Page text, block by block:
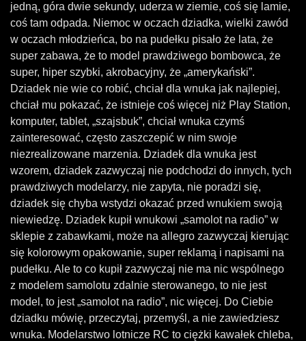
jedną, góra dwie sekundy, uderza w ziemie, coś się lamie,
coś tam odpada. Niemoc w oczach dziadka, wielki zawód
w oczach młodzieńca, bo na pudełku pisało że lata, że
super zabawa, że to model prawdziwego bombowca, że
super, hiper szybki, akrobacyjny, że „amerykański”.
Dziadek nie wie co robić, chciał dla wnuka jak najlepiej,
chciał mu pokazać, że istnieje coś więcej niż Play Station,
komputer, tablet, „szajsbuk”, chciał wnuka czymś
zainteresować, często zaszczepić w nim swoje
niezrealizowane marzenia. Dziadek dla wnuka jest
wzorem, dziadek zazwyczaj nie podchodzi do innych, tych
prawdziwych modelarzy, nie zapyta, nie poradzi się,
dziadek się chyba wstydzi okazać przed wnukiem swoją
niewiedzę. Dziadek kupił wnukowi „samolot na radio” w
sklepie z zabawkami, może na allegro zazwyczaj kierując
się kolorowym opakowanie, super reklamą i napisami na
pudełku. Ale to co kupił zazwyczaj nie ma nic wspólnego
z modelem samolotu zdalnie sterowanego, to nie jest
model, to jest „samolot na radio”, nic więcej. Do Ciebie
dziadku mówię, przeczytaj, przemyśl, a nie zawiedziesz
wnuka. Modelarstwo lotnicze RC to ciężki kawałek chleba,